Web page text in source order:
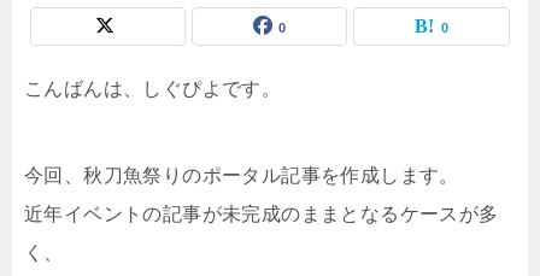
0 0
こんばんは、しぐぴよです。
今回、秋刀魚祭りのポータル記事を作成します。
近年イベントの記事が未完成のままとなるケースが多
く、